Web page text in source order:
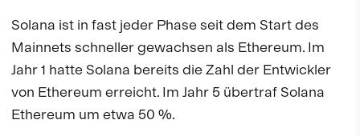
Solana ist in fast jeder Phase seit dem Start des
Mainnets schneller gewachsen als Ethereum. Im
Jahr 1 hatte Solana bereits die Zahl der Entwickler
von Ethereum erreicht. Im Jahr 5 übertraf Solana
Ethereum um etwa 50 %.